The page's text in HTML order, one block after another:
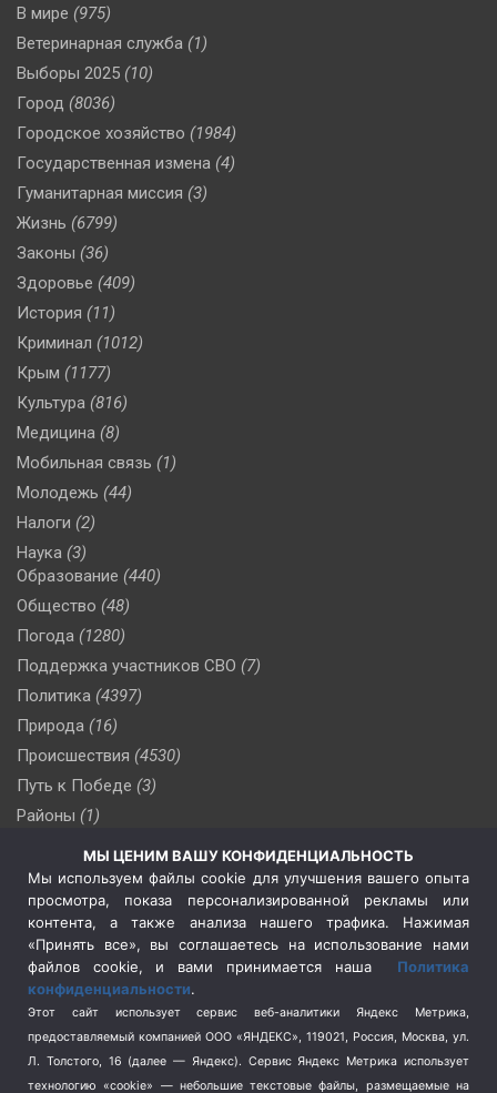
В мире (975)
Ветеринарная служба (1)
Выборы 2025 (10)
Город (8036)
Городское хозяйство (1984)
Государственная измена (4)
Гуманитарная миссия (3)
Жизнь (6799)
Законы (36)
Здоровье (409)
История (11)
Криминал (1012)
Крым (1177)
Культура (816)
Медицина (8)
Мобильная связь (1)
Молодежь (44)
Налоги (2)
Наука (3)
Образование (440)
Общество (48)
Погода (1280)
Поддержка участников СВО (7)
Политика (4397)
Природа (16)
Происшествия (4530)
Путь к Победе (3)
Районы (1)
(510)
Сельское хозяйство (3)
Социальная политика
(3)
Спецоперация в Украине
Спецоперация на Украине
(404)
Спорт (740)
Терроризм (1)
Транспорт (262)
МЫ ЦЕНИМ ВАШУ КОНФИДЕНЦИАЛЬНОСТЬ
Мы используем файлы cookie для улучшения вашего опыта
просмотра, показа персонализированной рекламы или
контента, а также анализа нашего трафика. Нажимая
«Принять все», вы соглашаетесь на использование нами
файлов cookie, и вами принимается наша Политика
конфиденциальности.
Этот сайт использует сервис веб-аналитики Яндекс Метрика,
предоставляемый компанией ООО «ЯНДЕКС», 119021, Россия, Москва, ул.
Л. Толстого, 16 (далее — Яндекс). Сервис Яндекс Метрика использует
технологию «cookie» — небольшие текстовые файлы, размещаемые на